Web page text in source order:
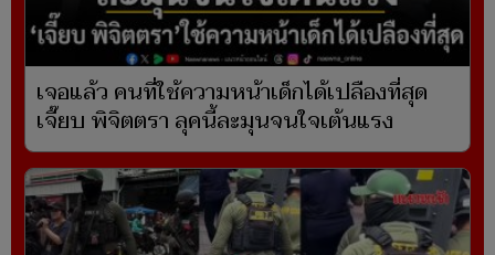
เจอแล้ว คนที่ใช้ความหน้าเด็กได้เปลืองที่สุด
เจี๊ยบ พิจิตตรา ลุคนี้ละมุนจนใจเต้นแรง